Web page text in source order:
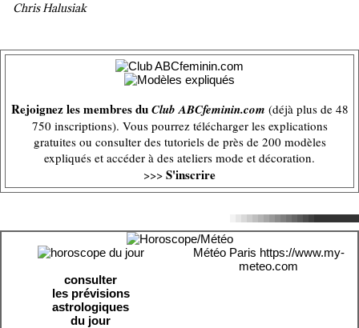
Chris Halusiak
Rejoignez les membres duClub ABCfeminin.com (déjà plus de 48
750 inscriptions). Vous pourrez télécharger les explications
gratuites ou consulter des tutoriels de près de 200 modèles
expliqués et accéder à des ateliers mode et décoration.
>>> S'inscrire
consulter
les prévisions
astrologiques
du jour
Météo Paris https://www.my-
meteo.com